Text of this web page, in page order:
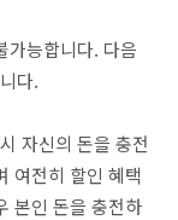
가능합니다. 다음
다.
자신의 돈을 충전
여전히 할인 혜택
본인 돈을 충전하